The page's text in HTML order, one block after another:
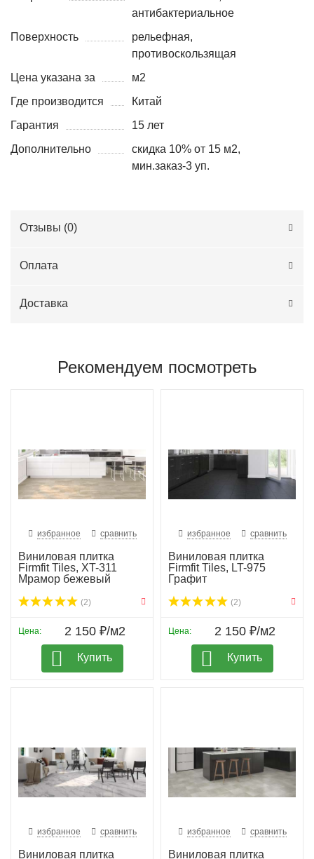
антибактериальное
Поверхность
рельефная,
противоскользящая
Цена указана за
м2
Где производится
Китай
Гарантия
15 лет
Дополнительно
скидка 10% от 15 м2,
мин.заказ-3 уп.
Отзывы (0)
Оплата
Доставка
Рекомендуем посмотреть
избранное сравнить
Виниловая плитка
Firmfit Tiles, XT-311
Мрамор бежевый
(2)
Цена: 2 150 ₽/м2
Купить
избранное сравнить
Виниловая плитка
Firmfit Tiles, LT-975
Графит
(2)
Цена: 2 150 ₽/м2
Купить
избранное сравнить
Виниловая плитка
избранное сравнить
Виниловая плитка